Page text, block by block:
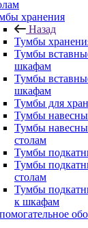
хранения
Назад
Тумбы
Тумбы
шкафам
Тумбы
шкафам
Тумбы для
Тумбы
Тумбы
столам
Тумбы
Тумбы
столам
Тумбы
к шкафам